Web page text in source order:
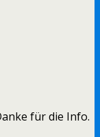
für die Info.